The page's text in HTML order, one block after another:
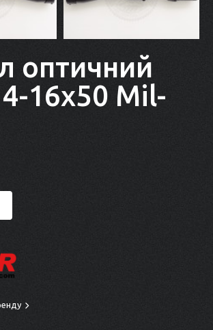
оптичний
16x50 Mil-